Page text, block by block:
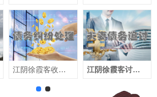
江阴徐霞客收账公司 江阴徐霞客讨账公司